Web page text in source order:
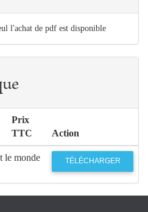
l'achat de pdf est disponible
Prix
TTC
Action
le monde TÉLÉCHARGER